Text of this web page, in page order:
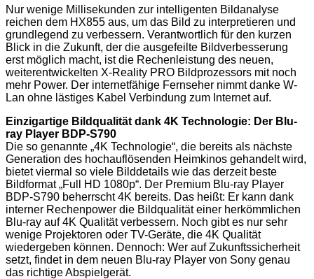
Nur wenige Millisekunden zur intelligenten Bildanalyse
reichen dem HX855 aus, um das Bild zu interpretieren und
grundlegend zu verbessern. Verantwortlich für den kurzen
Blick in die Zukunft, der die ausgefeilte Bildverbesserung
erst möglich macht, ist die Rechenleistung des neuen,
weiterentwickelten X-Reality PRO Bildprozessors mit noch
mehr Power. Der internetfähige Fernseher nimmt danke W-
Lan ohne lästiges Kabel Verbindung zum Internet auf.
Einzigartige Bildqualität dank 4K Technologie: Der Blu-
ray Player BDP-S790
Die so genannte „4K Technologie“, die bereits als nächste
Generation des hochauflösenden Heimkinos gehandelt wird,
bietet viermal so viele Bilddetails wie das derzeit beste
Bildformat „Full HD 1080p“. Der Premium Blu-ray Player
BDP-S790 beherrscht 4K bereits. Das heißt: Er kann dank
interner Rechenpower die Bildqualität einer herkömmlichen
Blu-ray auf 4K Qualität verbessern. Noch gibt es nur sehr
wenige Projektoren oder TV-Geräte, die 4K Qualität
wiedergeben können. Dennoch: Wer auf Zukunftssicherheit
setzt, findet in dem neuen Blu-ray Player von Sony genau
das richtige Abspielgerät.